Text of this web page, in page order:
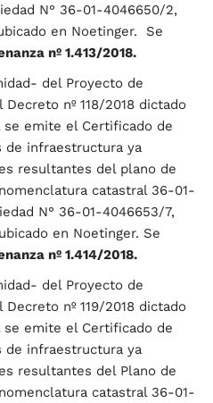
N° 36-01-4046650/2,
en Noetinger. Se
nº 1.413/2018.
del Proyecto de
nº 118/2018 dictado
se emite el Certificado de
de infraestructura ya
resultantes del plano de
catastral 36-01-
N° 36-01-4046653/7,
en Noetinger. Se
nº 1.414/2018.
del Proyecto de
nº 119/2018 dictado
se emite el Certificado de
de infraestructura ya
resultantes del Plano de
catastral 36-01-